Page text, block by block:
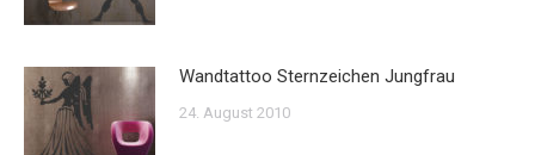
Wandtattoo Sternzeichen Jungfrau
24. August 2010